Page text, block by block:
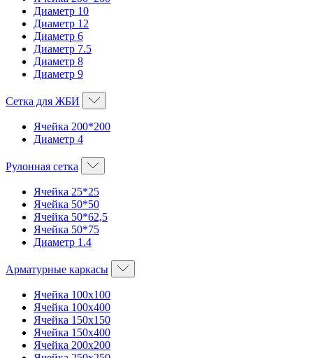
Диаметр 10
Диаметр 12
Диаметр 6
Диаметр 7.5
Диаметр 8
Диаметр 9
Сетка для ЖБИ
Ячейка 200*200
Диаметр 4
Рулонная сетка
Ячейка 25*25
Ячейка 50*50
Ячейка 50*62,5
Ячейка 50*75
Диаметр 1.4
Арматурные каркасы
Ячейка 100х100
Ячейка 100х400
Ячейка 150х150
Ячейка 150х400
Ячейка 200х200